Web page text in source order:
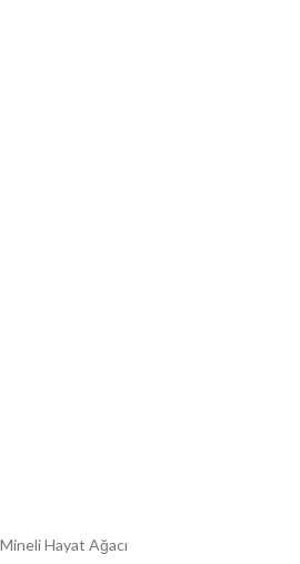
Mineli Hayat Ağacı